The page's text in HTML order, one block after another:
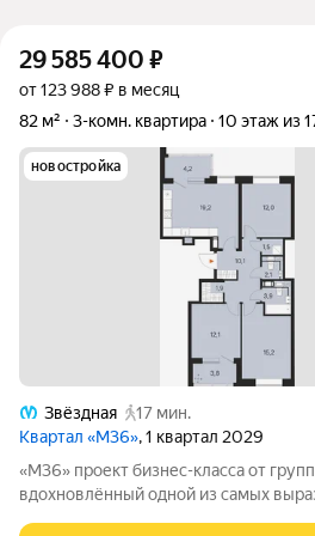
29 585 400 ₽
от 123 988 ₽ в месяц
82 м²
3-комн. квартира 10 этаж из
новостройка
Звёздная
17 мин.
Квартал «М36», 1 квартал 2029
«М36» проект бизнес-класса от группы компаний «КВС»,
вдохновлённый одной из самых